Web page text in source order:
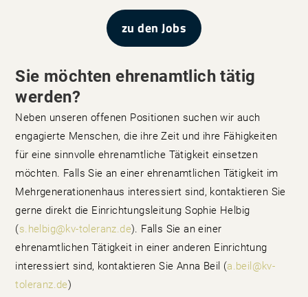
zu den Jobs
Sie möchten ehrenamtlich tätig
werden?
Neben unseren offenen Positionen suchen wir auch
engagierte Menschen, die ihre Zeit und ihre Fähigkeiten
für eine sinnvolle ehrenamtliche Tätigkeit einsetzen
möchten. Falls Sie an einer ehrenamtlichen Tätigkeit im
Mehrgenerationenhaus interessiert sind, kontaktieren Sie
gerne direkt die Einrichtungsleitung Sophie Helbig
(s.helbig@kv-toleranz.de). Falls Sie an einer
ehrenamtlichen Tätigkeit in einer anderen Einrichtung
interessiert sind, kontaktieren Sie Anna Beil (a.beil@kv-
toleranz.de)